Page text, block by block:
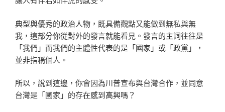
典型與優秀的政治人物，既具備觀點又能做到無私與無
我，這部分你從對外的發言就能看見。發言的主詞往往是
「我們」而我們的主體性代表的是「國家」或「政黨」，
並非指稱個人。
所以，說到這邊，你會因為川普宣布與台灣合作，並同意
台灣是「國家」的存在感到高興嗎？